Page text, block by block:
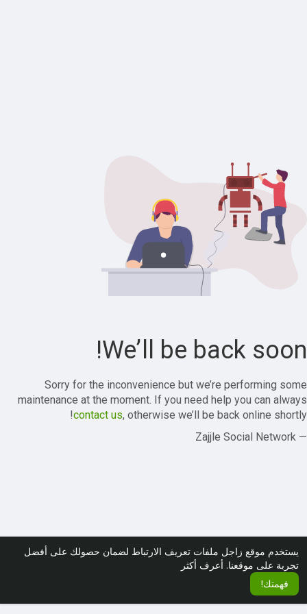
يستخدم موقع زاجل ملفات تعريف الارتباط لضمان حصولك على أفضل
تجربة على موقعنا. أعرف أكثر
فهمتك!
We’ll be back soon!
Sorry for the inconvenience but we’re performing some
maintenance at the moment. If you need help you can always
contact us, otherwise we’ll be back online shortly!
— Zajjle Social Network